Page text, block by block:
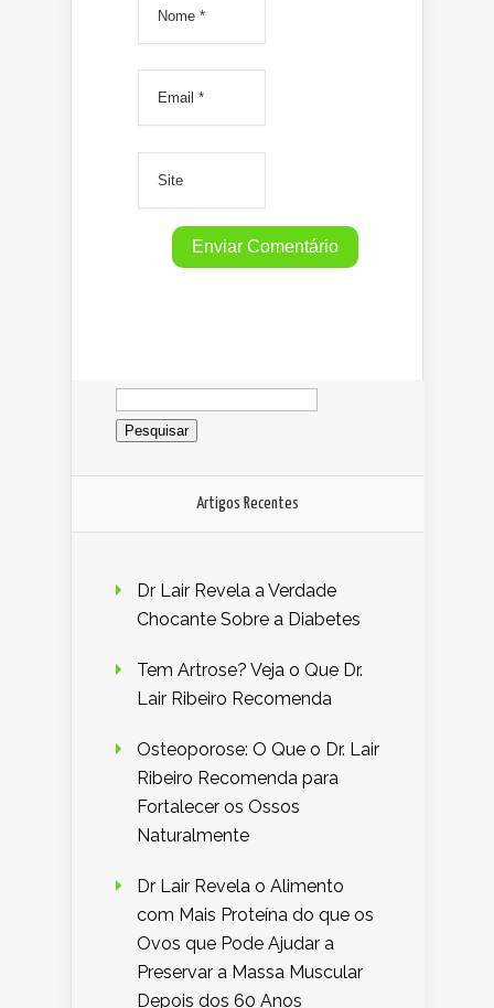
Pesquisar
por:
Artigos Recentes
Dr Lair Revela a Verdade
Chocante Sobre a Diabetes
Tem Artrose? Veja o Que Dr.
Lair Ribeiro Recomenda
Osteoporose: O Que o Dr. Lair
Ribeiro Recomenda para
Fortalecer os Ossos
Naturalmente
Dr Lair Revela o Alimento
com Mais Proteína do que os
Ovos que Pode Ajudar a
Preservar a Massa Muscular
Depois dos 60 Anos